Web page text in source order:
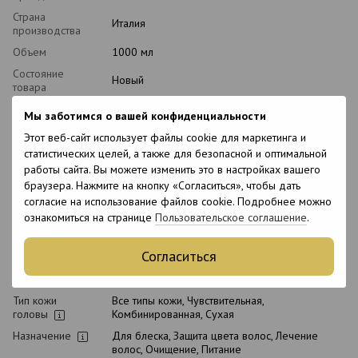
Мы заботимся о вашей конфиденциальности
Этот веб-сайт использует файлы cookie для маркетинга и
статистических целей, а также для безопасной и оптимальной
работы сайта. Вы можете изменить это в настройках вашего
браузера. Нажмите на кнопку «Согласиться», чтобы дать
согласие на использование файлов cookie. Подробнее можно
ознакомиться на странице Пользовательское соглашение.
Согласиться
Страна
производства
Италия
Объем
1000 мл
Состояние
товара
Новый
Упаковка
Флакон
Уровень pH
Вид косметики
Шампунь
Классификация
косметики
Профессиональная, Масс-маркет
Тип домашнего
ухода
Послепроцедурный, Ежедневный
Пол
Нормальные, Окрашенные, Блонд,
Осветленные, Чувствительные
Тип кожи
головы
Все типы кожи, Чувствительная,
Комбинированная, Сухая
Назначение
Для блеска, Защита цвета волос, Лечение
волос, Очищение, Питание